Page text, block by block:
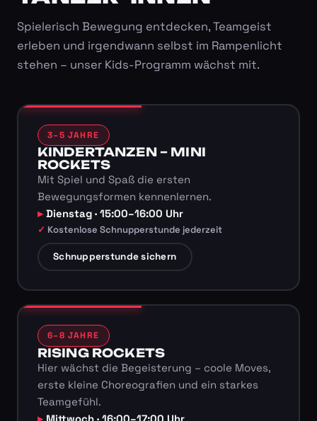
Spielerisch Bewegung entdecken, Teamgeist
erleben und irgendwann selbst im Rampenlicht
stehen – unser Kids-Programm wächst mit.
3–5 JAHRE
KINDERTANZEN – MINI
ROCKETS
Mit Spiel und Spaß die ersten
Bewegungsformen kennenlernen.
Dienstag · 15:00–16:00 Uhr
Kostenlose Schnupperstunde jederzeit
Schnupperstunde sichern
6–8 JAHRE
RISING ROCKETS
Hier wächst die Begeisterung – coole Moves,
erste kleine Choreografien und ein starkes
Teamgefühl.
Mittwoch · 16:00–17:00 Uhr